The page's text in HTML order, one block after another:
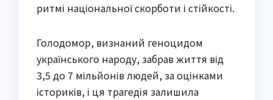
ритмі національної скорботи і стійкості.
Голодомор, визнаний геноцидом
українського народу, забрав життя від
3,5 до 7 мільйонів людей, за оцінками
істориків, і ця трагедія залишила